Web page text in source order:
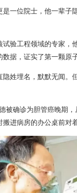
位院士，他一辈子
工程领域的专家，
据，证实了第一颗原
埋名，默默无闻。
确诊为胆管癌晚期，
搬进病房的办公桌前